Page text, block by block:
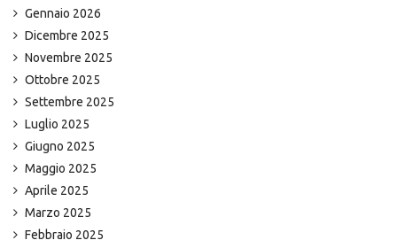
Gennaio 2026
Dicembre 2025
Novembre 2025
Ottobre 2025
Settembre 2025
Luglio 2025
Giugno 2025
Maggio 2025
Aprile 2025
Marzo 2025
Febbraio 2025